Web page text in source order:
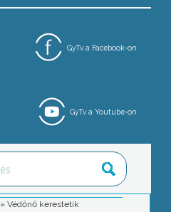
GyTv a Facebook-on
GyTv a Youtube-on
»Védőnő kerestetik